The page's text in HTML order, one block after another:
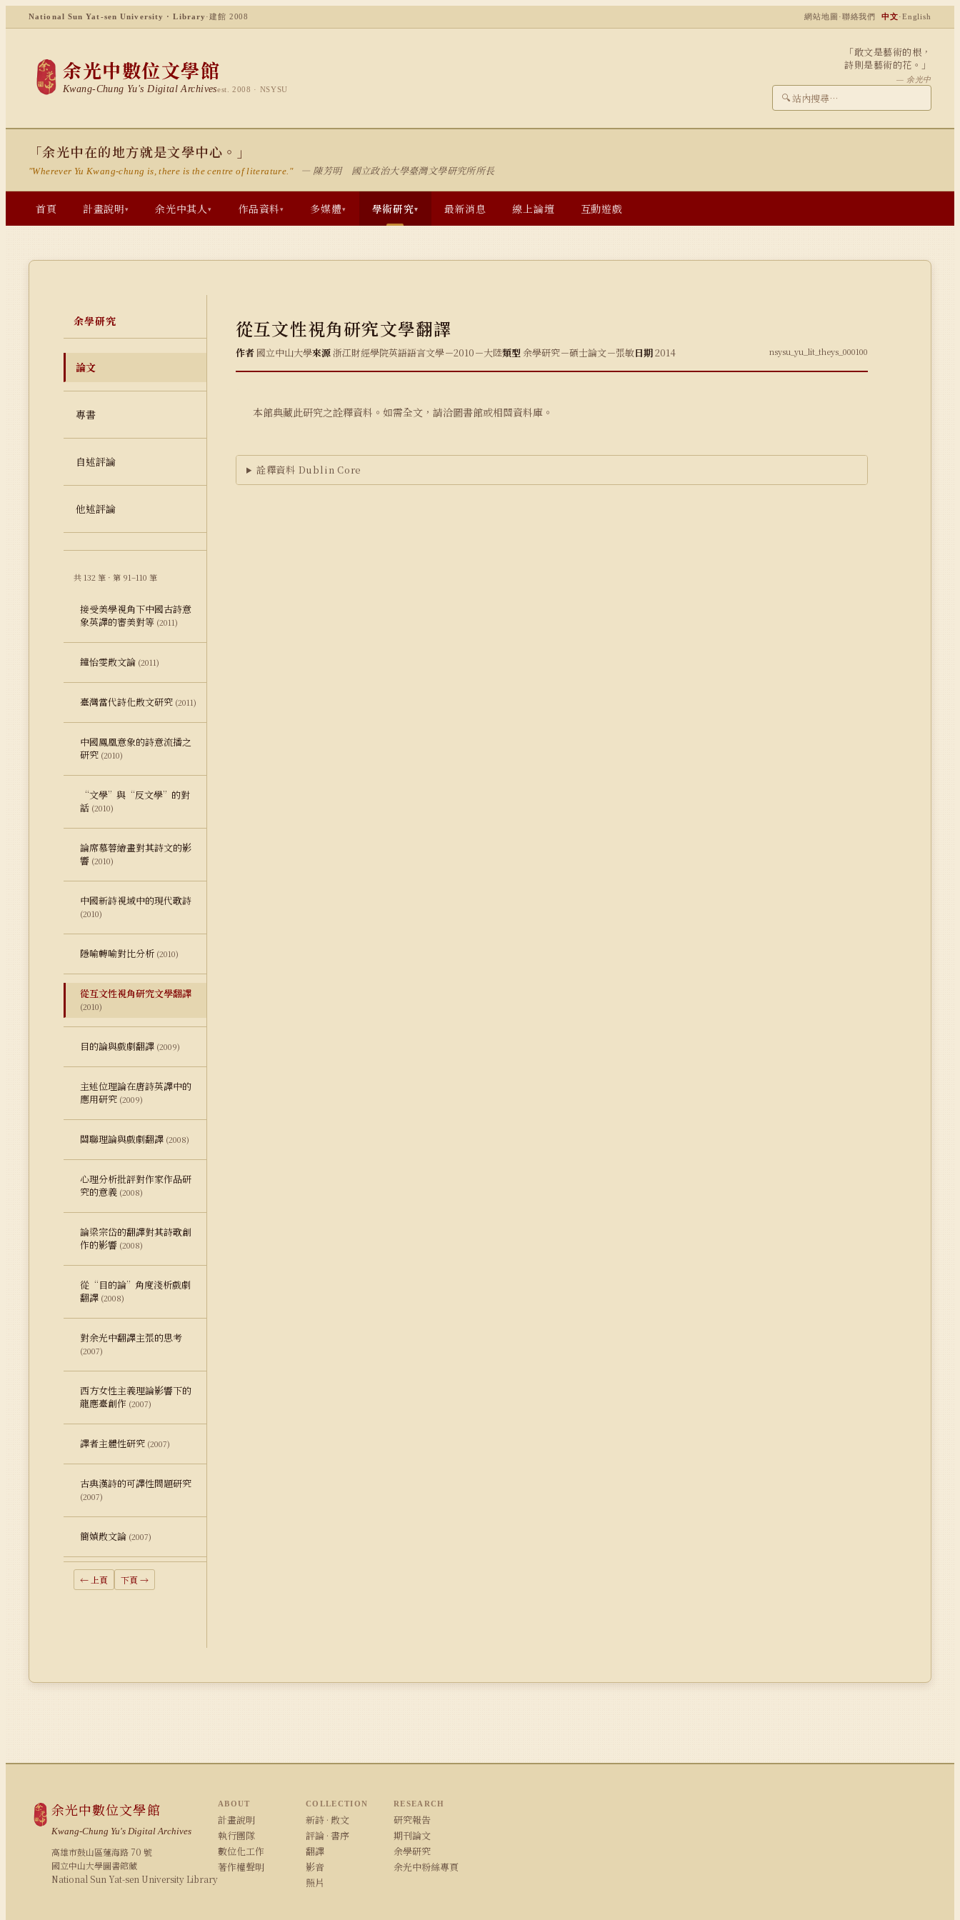
National Sun Yat-sen University · Library ·建館 2008 網站地圖 ·聯絡我們 中文·English
余光中數位文學館
Kwang-Chung Yu's Digital Archivesest. 2008 · NSYSU
「敢文是藝術的根，
詩則是藝術的花。」
— 余光中
🔍
「余光中在的地方就是文學中心。」
"Wherever Yu Kwang-chung is, there is the centre of literature." — 陳芳明 國立政治大學臺灣文學研究所所長
首頁 計畫說明▾ 余光中其人▾ 作品資料▾ 多媒體▾ 學術研究▾ 最新消息 線上論壇 互動遊戲
余學研究
論文
專書
自述評論
他述評論
共 132 筆 · 第 91–110 筆
接受美學視角下中國古詩意
象英譯的審美對等 (2011)
鐘怡雯散文論 (2011)
臺灣當代詩化散文研究 (2011)
中國鳳凰意象的詩意流播之
研究 (2010)
“文學”與“反文學”的對
話 (2010)
論席慕蓉繪畫對其詩文的影
響 (2010)
中國新詩視域中的現代歌詩
(2010)
隱喻轉喻對比分析 (2010)
從互文性視角研究文學翻譯
(2010)
目的論與戲劇翻譯 (2009)
主述位理論在唐詩英譯中的
應用研究 (2009)
關聯理論與戲劇翻譯 (2008)
心理分析批評對作家作品研
究的意義 (2008)
論梁宗岱的翻譯對其詩歌創
作的影響 (2008)
從“目的論”角度淺析戲劇
翻譯 (2008)
對余光中翻譯主張的思考
(2007)
西方女性主義理論影響下的
龍應臺創作 (2007)
譯者主體性研究 (2007)
古典漢詩的可譯性問題研究
(2007)
簡媜散文論 (2007)
← 上頁 下頁 →
從互文性視角研究文學翻譯
作者 國立中山大學來源浙江財經學院英語語言文學－2010－大陸類型 余學研究－碩士論文－張敏日期2014 nsysu_yu_lit_theys_000100
本館典藏此研究之詮釋資料。如需全文，請洽圖書館或相關資料庫。
詮釋資料 Dublin Core
余光中數位文學館
Kwang-Chung Yu's Digital Archives
高雄市鼓山區蓮海路 70 號
國立中山大學圖書館藏
National Sun Yat-sen University Library
ABOUT
計畫說明
執行團隊
數位化工作
著作權聲明
COLLECTION
新詩 · 散文
評論 · 書序
翻譯
影音
照片
RESEARCH
研究報告
期刊論文
余學研究
余光中粉絲專頁